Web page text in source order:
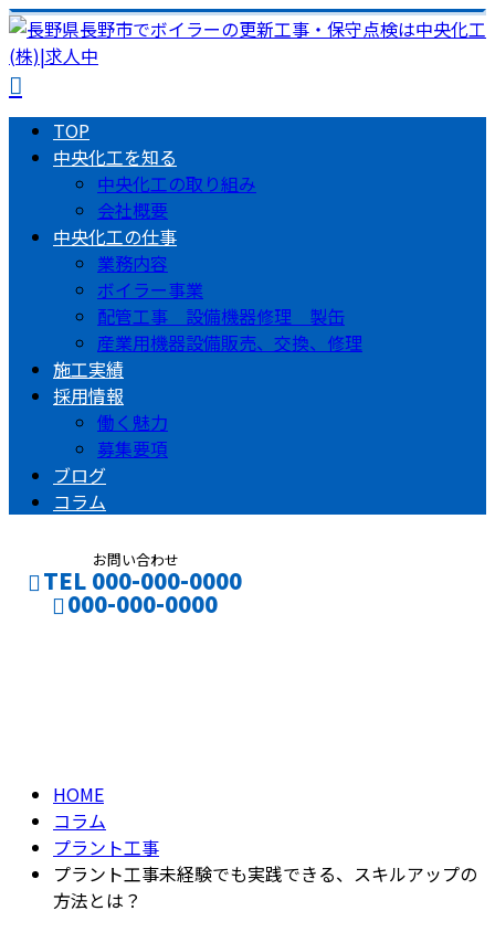
TOP
中央化工を知る
中央化工の取り組み
会社概要
中央化工の仕事
業務内容
ボイラー事業
配管工事 設備機器修理 製缶
産業用機器設備販売、交換、修理
施工実績
採用情報
働く魅力
募集要項
ブログ
コラム
お問い合わせ
TEL 000-000-0000
000-000-0000
HOME
コラム
プラント工事
プラント工事未経験でも実践できる、スキルアップの
方法とは？